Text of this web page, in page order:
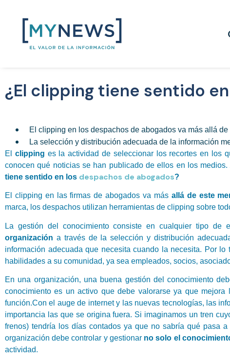
¿El clipping tiene sentido
El clipping en los despachos de abogados va más allá
La selección y distribución adecuada de la información
El clipping es la actividad de seleccionar los recortes en los
conocen qué noticias se han publicado de ellos en los
tiene sentido en los despachos de abogados?
El clipping en las firmas de abogados va más allá de este
marca, los despachos utilizan herramientas de clipping sobre
La gestión del conocimiento consiste en cualquier tipo de
organización a través de la selección y distribución
información adecuada que necesita cuando la necesita. Por
habilidades a su comunidad, ya sea empleados, socios,
En una organización, una buena gestión del conocimiento
conocimiento es un activo que debe valorarse ya que
función.Con el auge de internet y las nuevas tecnologías, las
importancia las que se origina fuera. Si imaginamos un tren
frenos) tendría los días contados ya que no sabría qué pasa
organización debe controlar y gestionar no solo el
actividad.